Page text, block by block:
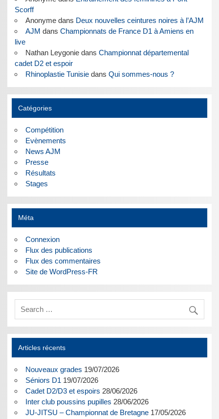
Scorff
Anonymedans Deux nouvelles ceintures noires à l’AJM
AJM dans Championnats de France D1 à Amiens en
live
Nathan Leygoniedans Championnat départemental
cadet D2 et espoir
Rhinoplastie Tunisiedans Qui sommes-nous ?
Catégories
Compétition
Evènements
News AJM
Presse
Résultats
Stages
Méta
Connexion
Flux des publications
Flux des commentaires
Site de WordPress-FR
Articles récents
Nouveaux grades 19/07/2026
Séniors D1 19/07/2026
Cadet D2/D3 et espoirs 28/06/2026
Inter club poussins pupilles 28/06/2026
JU-JITSU – Championnat de Bretagne 17/05/2026